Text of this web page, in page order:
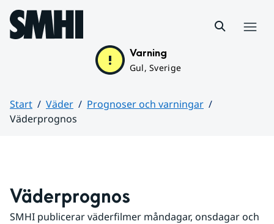
Hoppa till sidans innehåll
Varning
Gul, Sverige
Start Väder
Prognoser och varningar
Väderprognos
Väderprognos
SMHI publicerar väderfilmer måndagar, onsdagar och